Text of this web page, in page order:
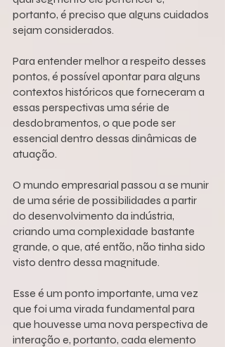
portanto, é preciso que alguns cuidados
sejam considerados.
Para entender melhor a respeito desses
pontos, é possível apontar para alguns
contextos históricos que forneceram a
essas perspectivas uma série de
desdobramentos, o que pode ser
essencial dentro dessas dinâmicas de
atuação.
O mundo empresarial passou a se munir
de uma série de possibilidades a partir
do desenvolvimento da indústria,
criando uma complexidade bastante
grande, o que, até então, não tinha sido
visto dentro dessa magnitude.
Esse é um ponto importante, uma vez
que foi uma virada fundamental para
que houvesse uma nova perspectiva de
interação e, portanto, cada elemento